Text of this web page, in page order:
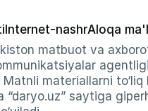
Internet-nashrAloqa
matbuot va
materiallarni
saytiga